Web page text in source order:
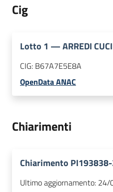
Cig
Lotto 1 —ARREDI
CIG: B67A7E5E8A
OpenData ANAC
Chiarimenti
Chiarimento
Ultimo aggiornamento: 24/